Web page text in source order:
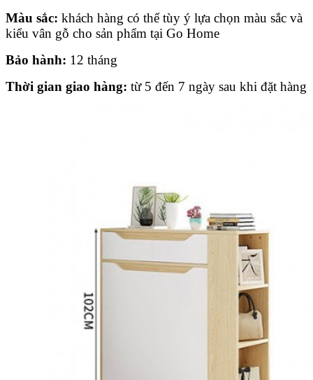
Màu sắc: khách hàng có thể tùy ý lựa chọn màu sắc và
kiểu vân gỗ cho sản phẩm tại Go Home
Bảo hành: 12 tháng
Thời gian giao hàng: từ 5 đến 7 ngày sau khi đặt hàng